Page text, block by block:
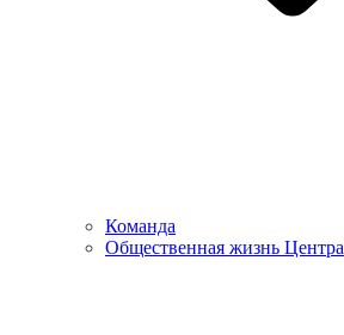
Команда
Общественная жизнь Центра